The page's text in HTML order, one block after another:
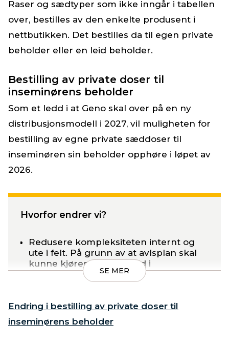
Raser og sædtyper som ikke inngår i tabellen
over, bestilles av den enkelte produsent i
nettbutikken. Det bestilles da til egen private
beholder eller en leid beholder.
Bestilling av private doser til
inseminørens beholder
Som et ledd i at Geno skal over på en ny
distribusjonsmodell i 2027, vil muligheten for
bestilling av egne private sæddoser til
inseminøren sin beholder opphøre i løpet av
2026.
Hvorfor endrer vi?
Redusere kompleksiteten internt og
ute i felt. På grunn av at avlsplan skal
kunne kjøres mot innhold i
inseminøren sin beholder, kan vi ikke
inkludere et lager av private doser i
Rydde i interne systemer for å bli mer
leveringsdyktige
SE MER
Endring i bestilling av private doser til
inseminørens beholder